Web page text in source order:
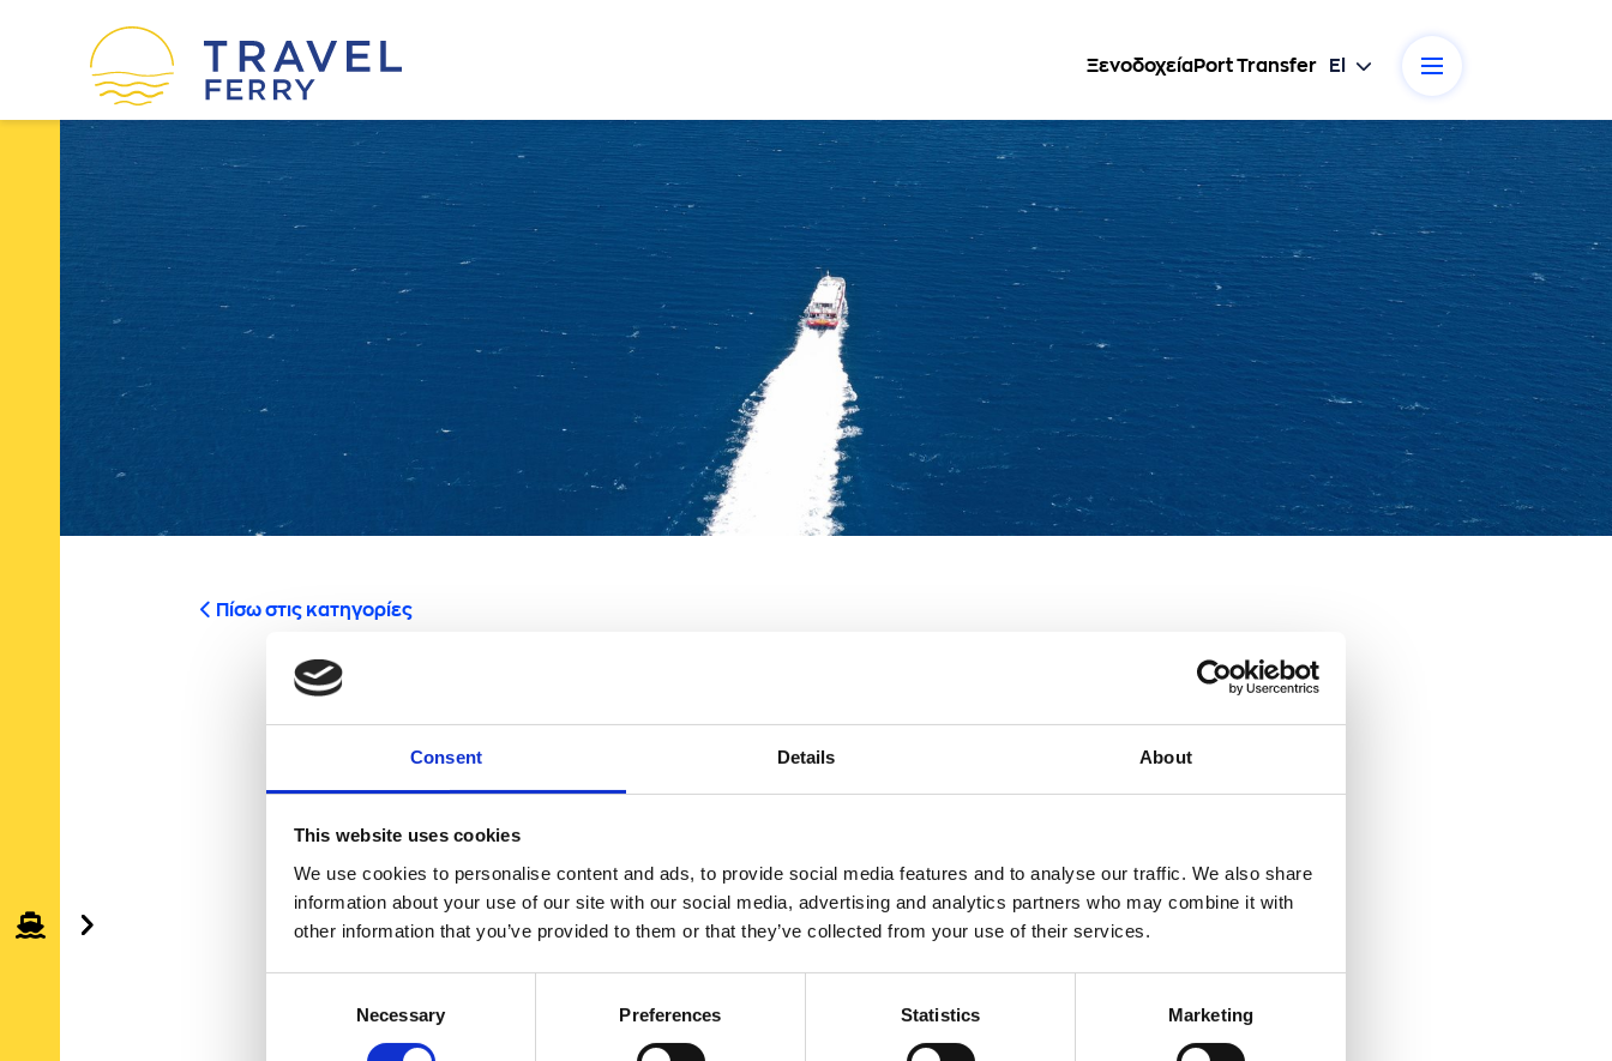
Consent Details About
This website uses cookies
We use cookies to personalise content and ads, to provide social media features and to analyse our traffic. We also share
information about your use of our site with our social media, advertising and analytics partners who may combine it with
other information that you’ve provided to them or that they’ve collected from your use of their services.
Necessary Preferences Statistics Marketing
ΞενοδοχείαPort Transfer El
Ακτοπλοϊκές εταιρείες Ενημερώσεις
Η εταιρεία μας Επικοινωνία
Όροι χρήσης Πολιτική απορρήτου
Πίσω στις κατηγορίες